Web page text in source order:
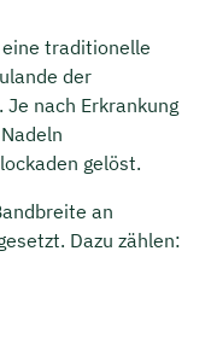
traditionelle
der
nach Erkrankung
gelöst.
an
Dazu zählen: